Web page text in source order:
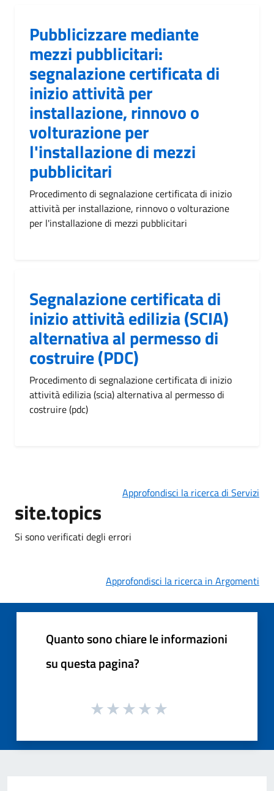
Pubblicizzare mediante
mezzi pubblicitari:
segnalazione certificata di
inizio attività per
installazione, rinnovo o
volturazione per
l'installazione di mezzi
pubblicitari
Procedimento di segnalazione certificata di inizio
attività per installazione, rinnovo o volturazione
per l'installazione di mezzi pubblicitari
Segnalazione certificata di
inizio attività edilizia (SCIA)
alternativa al permesso di
costruire (PDC)
Procedimento di segnalazione certificata di inizio
attività edilizia (scia) alternativa al permesso di
costruire (pdc)
Approfondisci la ricerca di Servizi
site.topics
Si sono verificati degli errori
Approfondisci la ricerca in Argomenti
Quanto sono chiare le informazioni
su questa pagina?